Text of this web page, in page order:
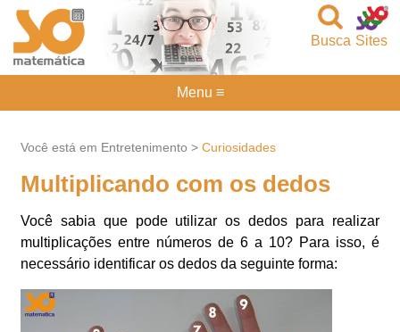
Sites
Busca
Você está em Entretenimento >Curiosidades
Multiplicando com os dedos
Você sabia que pode utilizar os dedos para realizar
multiplicações entre números de 6 a 10? Para isso, é
necessário identificar os dedos da seguinte forma: